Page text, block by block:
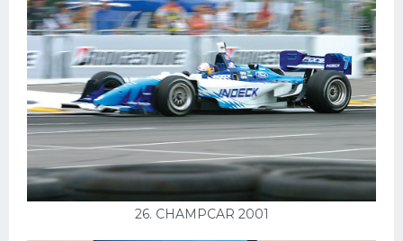
26. CHAMPCAR 2001